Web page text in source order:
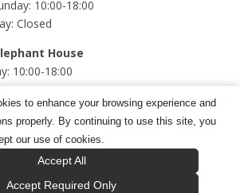
10:00-18:00
Closed
House
10:00-18:00
church
10:00-18:00
to enhance your browsing experience and
properly. By continuing to use this site, you
our use of cookies.
Accept All
Accept Required Only